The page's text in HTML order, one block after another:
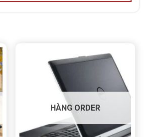
HÀNG ORDER